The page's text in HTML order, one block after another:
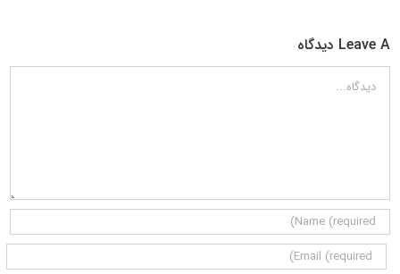
Leave A دیدگاه
دیدگاه